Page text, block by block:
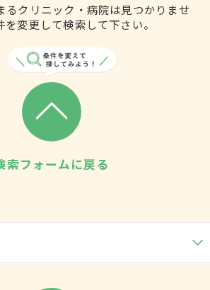
るクリニック・病院は見つかりませ
変更して検索して下さい。
索フォームに戻る